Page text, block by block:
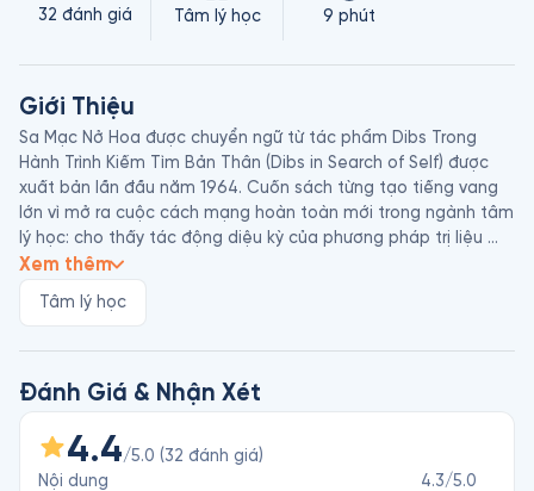
32 đánh giá Tâm lý học 9 phút
Giới Thiệu
Sa Mạc Nở Hoa được chuyển ngữ từ tác phẩm Dibs Trong
Hành Trình Kiếm Tìm Bản Thân (Dibs in Search of Self) được
xuất bản lần đầu năm 1964. Cuốn sách từng tạo tiếng vang
lớn vì mở ra cuộc cách mạng hoàn toàn mới trong ngành tâm
lý học: cho thấy tác động diệu kỳ của phương pháp trị liệu
bằng đồ chơi trong điều trị trẻ em bị rối loạn cảm xúc. Chỉ
buổi trị liệu được ghi âm lại, cuốn sách tạo cảm hứng và
loạn tình cảm mà cha mẹ không hề hay biết.
Virginia M. Axline (1911 - 1988) có tên đầy đủ là Virginia Mae
Xem thêm
Tâm lý học
Đánh Giá & Nhận Xét
4.4/5.0 (32 đánh giá)
Nội dung
4.3/5.0